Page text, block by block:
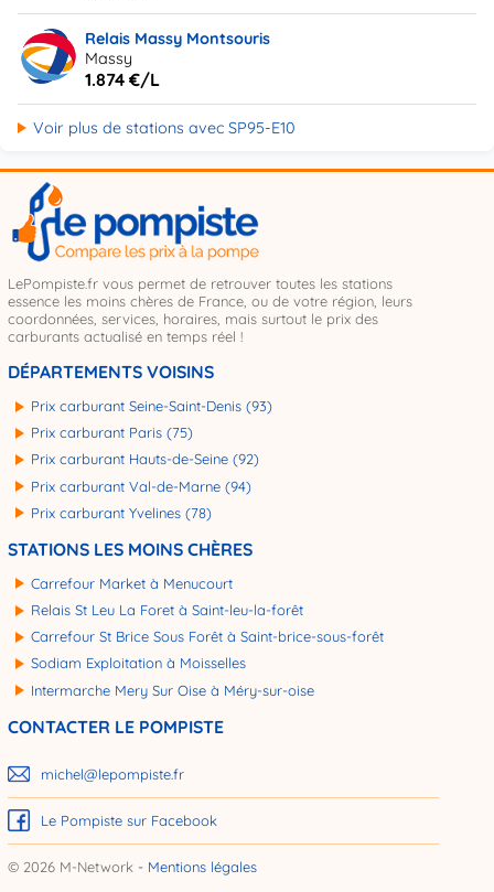
Relais Massy Montsouris
Massy
1.874 €/L
Voir plus de stations avec SP95-E10
LePompiste.fr vous permet de retrouver toutes les stations
essence les moins chères de France, ou de votre région, leurs
coordonnées, services, horaires, mais surtout le prix des
carburants actualisé en temps réel !
DÉPARTEMENTS VOISINS
Prix carburant Seine-Saint-Denis (93)
Prix carburant Paris (75)
Prix carburant Hauts-de-Seine (92)
Prix carburant Val-de-Marne (94)
Prix carburant Yvelines (78)
STATIONS LES MOINS CHÈRES
Carrefour Market à Menucourt
Relais St Leu La Foret à Saint-leu-la-forêt
Carrefour St Brice Sous Forêt à Saint-brice-sous-forêt
Sodiam Exploitation à Moisselles
Intermarche Mery Sur Oise à Méry-sur-oise
CONTACTER LE POMPISTE
michel@lepompiste.fr
Le Pompiste sur Facebook
© 2026 M-Network Mentions légales